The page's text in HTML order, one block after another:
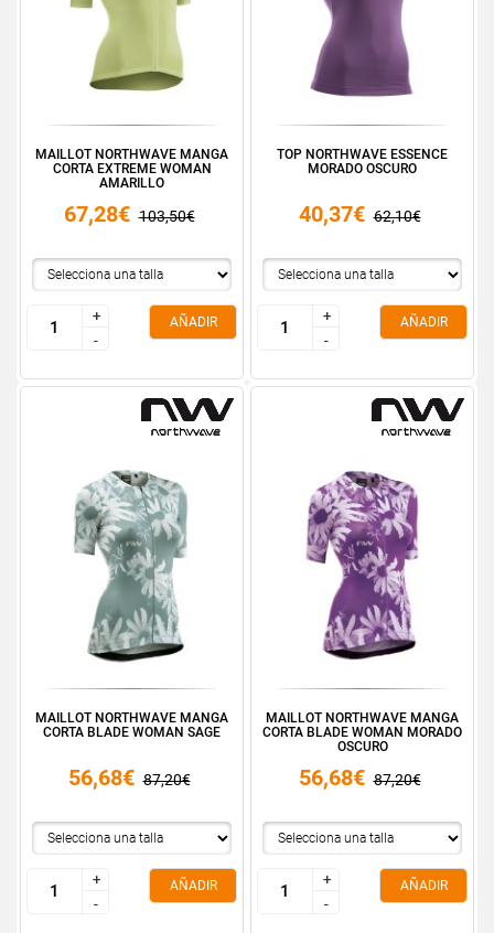
MAILLOT NORTHWAVE MANGA
CORTA EXTREME WOMAN
AMARILLO
67,28€ 103,50€
+
-
+
-
AÑADIR
TOP NORTHWAVE ESSENCE
MORADO OSCURO
40,37€ 62,10€
+
-
+
-
AÑADIR
MAILLOT NORTHWAVE MANGA
CORTA BLADE WOMAN SAGE
56,68€ 87,20€
+
-
+
-
AÑADIR
MAILLOT NORTHWAVE MANGA
CORTA BLADE WOMAN MORADO
OSCURO
56,68€ 87,20€
+
-
+
-
AÑADIR